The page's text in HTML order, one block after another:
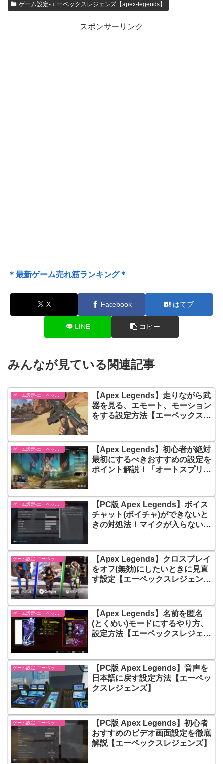
ゲーム設定-エーペックスレジェンズ【apex-legends】
スポンサーリンク
＊最新ゲーム売れ筋ランキング＊
X Facebook はてブ
LINE コピー
みんなが見ている関連記事
【Apex Legends】走りながら武
器を見る、エモート、モーション
をする設定方法【エーペックスレ
ゲーム設定-エーペックスレジェンズ【apex-legends】
【Apex Legends】初心者が絶対
最初にするべきおすすめの設定を
ポイント解説！「オートスプリン
ゲーム設定-エーペックスレジェンズ【apex-legends】
【PC版 Apex Legends】ボイス
チャット(ボイチャ)ができないと
きの対処法！マイクが入らないと
【Apex Legends】クロスプレイ
をオフ(無効)にしたいときに見直
す設定【エーペックスレジェン
ゲーム設定-エーペックスレジェンズ【apex-legends】
【Apex Legends】名前を匿名
(とくめい)モードにするやり方、
設定方法【エーペックスレジェン
ゲーム設定-エーペックスレジェンズ【apex-legends】
【PC版 Apex Legends】音声を
日本語に戻す設定方法【エーペッ
クスレジェンズ】
【PC版 Apex Legends】初心者
おすすめのビデオ画面設定を徹底
解説【エーペックスレジェンズ】